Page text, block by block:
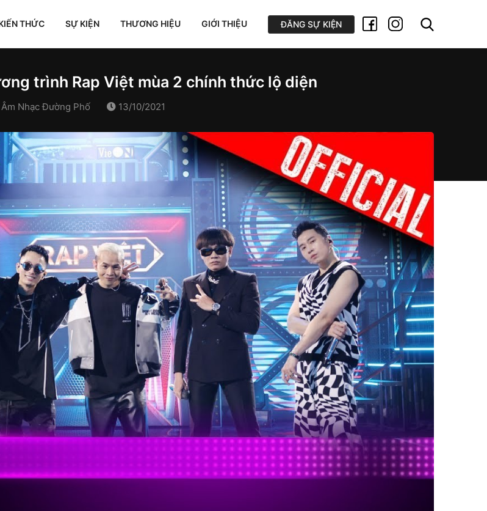
THỨC SỰ KIỆN THƯƠNG HIỆU GIỚI THIỆU ĐĂNG SỰ KIỆN
trình Rap Việt mùa 2 chính thức lộ diện
Âm Nhạc Đường Phố 13/10/2021